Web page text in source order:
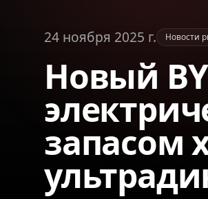
24 ноября 2025 г. Новости
Новый
запасом